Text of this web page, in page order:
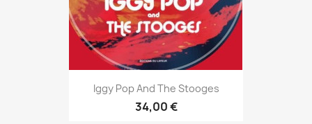
Iggy Pop And The Stooges
34,00 €